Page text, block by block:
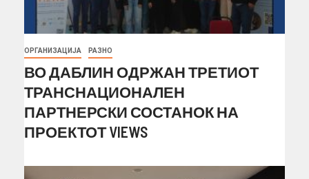
ОРГАНИЗАЦИЈА РАЗНО
ВО ДАБЛИН ОДРЖАН ТРЕТИОТ
ТРАНСНАЦИОНАЛЕН
ПАРТНЕРСКИ СОСТАНОК НА
ПРОЕКТОТ VIEWS